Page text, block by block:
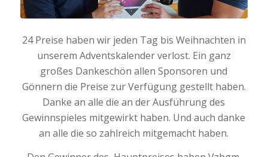
24 Preise haben wir jeden Tag bis Weihnachten in
unserem Adventskalender verlost. Ein ganz
großes Dankeschön allen Sponsoren und
Gönnern die Preise zur Verfügung gestellt haben.
Danke an alle die an der Ausführung des
Gewinnspieles mitgewirkt haben. Und auch danke
an alle die so zahlreich mitgemacht haben.